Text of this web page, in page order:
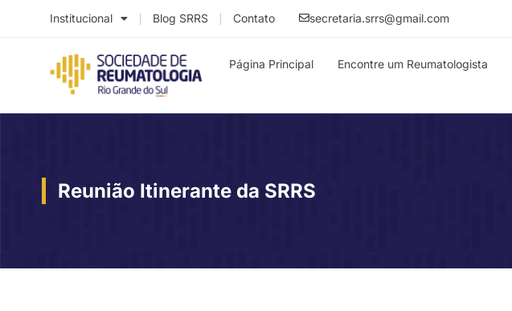
Institucional Blog SRRS Contato secretaria.srrs@gmail.com
Página Principal Encontre um Reumatologista
Reunião Itinerante da SRRS